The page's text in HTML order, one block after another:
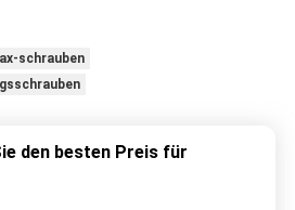
schrauben
den besten Preis für